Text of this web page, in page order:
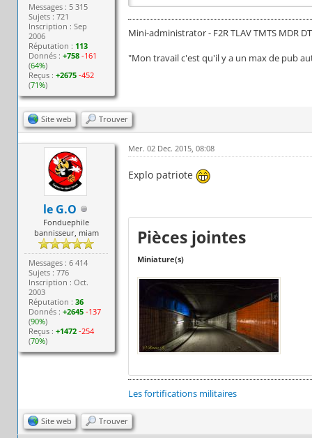
Messages : 5 315
Sujets : 721
Inscription : Sep
2006
Réputation : 113
Donnés :+758 -161
(64%)
Reçus :+2675 -452
(71%)
Mini-administrator - F2R TLAV TMTS MDR
"Mon travail c'est qu'il y a un max de pub
Site web Trouver
le G.O
Fonduephile
bannisseur, miam
Messages : 6 414
Sujets : 776
Inscription : Oct.
2003
Réputation :36
Donnés :+2645 -137
(90%)
Reçus :+1472 -254
(70%)
Mer. 02 Dec. 2015, 08:08
Explo patriote
Pièces jointes
Miniature(s)
Les fortifications militaires
Site web Trouver